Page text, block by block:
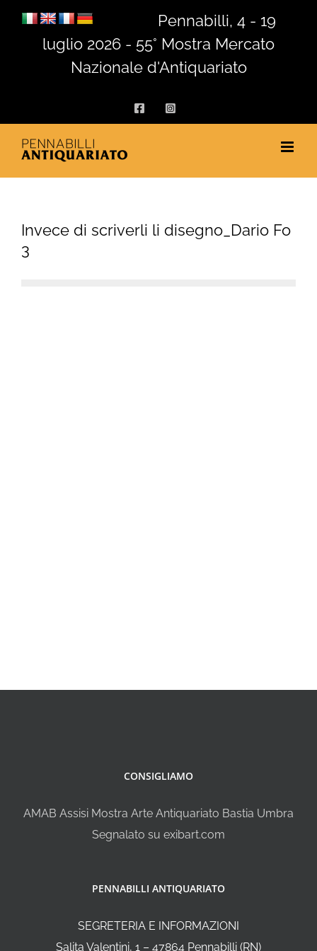
Salta
contenuto
Pennabilli, 4 - 19
luglio 2026 - 55° Mostra Mercato
Nazionale d'Antiquariato
FacebookInstagram
Invece di scriverli li disegno_Dario Fo
3
CONSIGLIAMO
AMAB Assisi Mostra Arte Antiquariato Bastia Umbra
Segnalato su exibart.com
PENNABILLI ANTIQUARIATO
SEGRETERIA E INFORMAZIONI
Salita Valentini, 1 – 47864 Pennabilli (RN)